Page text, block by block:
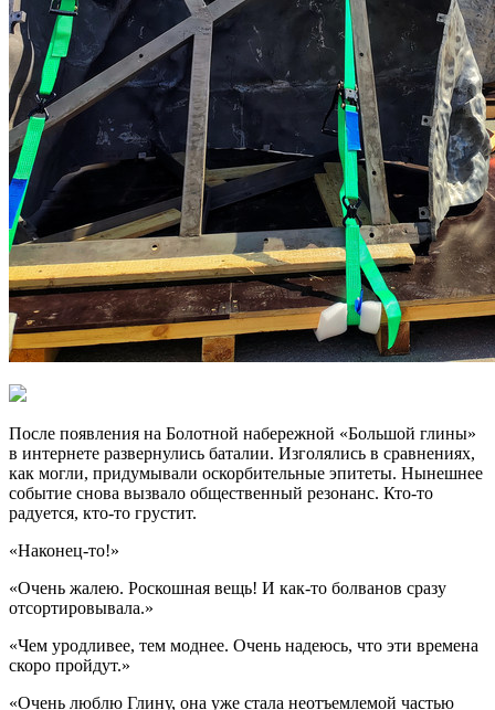
После появления на Болотной набережной «Большой глины»
в интернете развернулись баталии. Изголялись в сравнениях,
как могли, придумывали оскорбительные эпитеты. Нынешнее
событие снова вызвало общественный резонанс. Кто-то
радуется, кто-то грустит.
«Наконец-то!»
«Очень жалею. Роскошная вещь! И как-то болванов сразу
отсортировывала.»
«Чем уродливее, тем моднее. Очень надеюсь, что эти времена
скоро пройдут.»
«Очень люблю Глину, она уже стала неотъемлемой частью